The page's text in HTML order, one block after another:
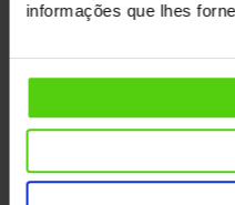
informações que lhes